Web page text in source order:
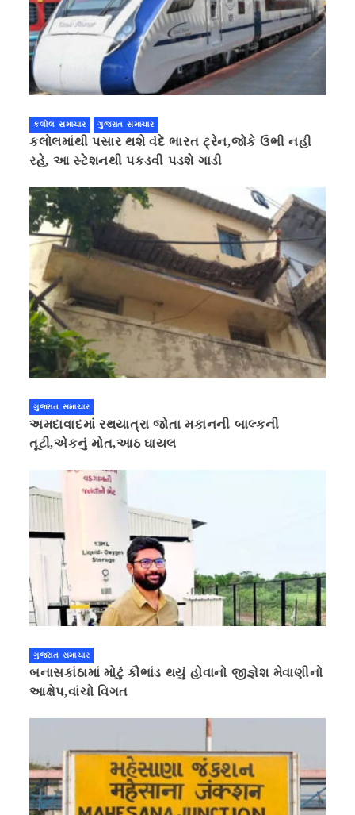
કલોલ સમાચાર ગુજરાત સમાચાર
કલોલમાંથી પસાર થશે વંદે ભારત ટ્રેન,જોકે ઉભી નહી
રહે, આ સ્ટેશનથી પકડવી પડશે ગાડી
ગુજરાત સમાચાર
અમદાવાદમાં રથયાત્રા જોતા મકાનની બાલ્કની
તૂટી,એકનું મોત,આઠ ઘાયલ
ગુજરાત સમાચાર
બનાસકાંઠામાં મોટું કૌભાંડ થયું હોવાનો જીજ્ઞેશ મેવાણીનો
આક્ષેપ,વાંચો વિગત